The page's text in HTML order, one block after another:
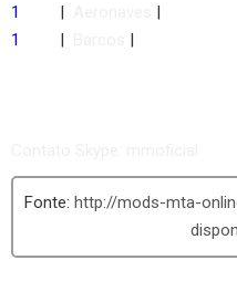
1
|
|
1
| |
http://mods-mta-